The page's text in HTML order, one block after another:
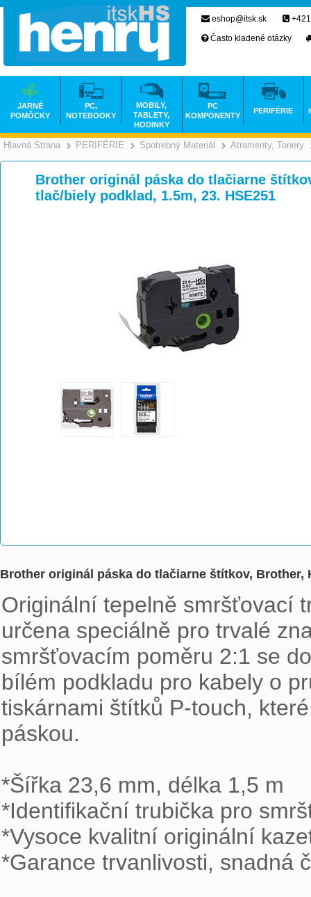
Hlavná Strana >
PERIFÉRIE >
Spotrebný Materiál >
Atramenty, Tonery
Brother originál páska do tlačiarne
tlač/biely podklad, 1.5m, 23. HSE251
Brother originál páska do tlačiarne štítkov, Brother,
Originální tepelně smršťovací
určena speciálně pro trvalé
smršťovacím poměru 2:1 se
bílém podkladu pro kabely o
tiskárnami štítků P-touch,
páskou.
*Šířka 23,6 mm, délka 1,5 m
*Identifikační trubička pro
*Vysoce kvalitní originální
*Garance trvanlivosti, snadná
eshop@itsk.sk
Často kladené otázky
JARNÉ
POMÔCKY
PC,
NOTEBOOKY
MOBILY,
TABLETY,
HODINKY
PC
KOMPONENTY
PERIFÉRIE